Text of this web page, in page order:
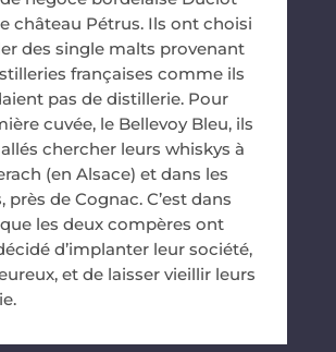
château Pétrus. Ils ont choisi
des single malts provenant
françaises comme ils
pas de distillerie. Pour
cuvée, le Bellevoy Bleu, ils
chercher leurs whiskys à
(en Alsace) et dans les
près de Cognac. C’est dans
les deux compères ont
d’implanter leur société,
et de laisser vieillir leurs